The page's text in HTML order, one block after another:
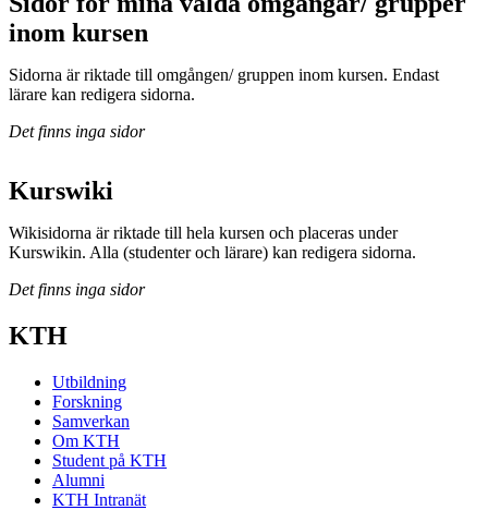
inom kursen
Sidorna är riktade till omgången/ gruppen inom kursen. Endast
lärare kan redigera sidorna.
Det finns inga sidor
Kurswiki
Wikisidorna är riktade till hela kursen och placeras under
Kurswikin. Alla (studenter och lärare) kan redigera sidorna.
Det finns inga sidor
KTH
Utbildning
Forskning
Samverkan
Om KTH
Student på KTH
Alumni
KTH Intranät